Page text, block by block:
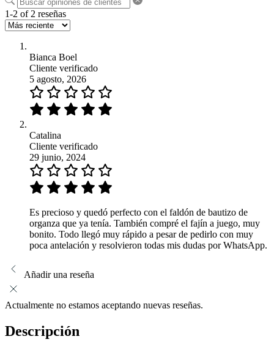
1-2 of 2 reseñas
Bianca Boel
Cliente verificado
5 agosto, 2026
Catalina
Cliente verificado
29 junio, 2024
Es precioso y quedó perfecto con el faldón de bautizo de
organza que ya tenía. También compré el fajín a juego, muy
bonito. Todo llegó muy rápido a pesar de pedirlo con muy
poca antelación y resolvieron todas mis dudas por WhatsApp.
Añadir una reseña
Actualmente no estamos aceptando nuevas reseñas.
Descripción